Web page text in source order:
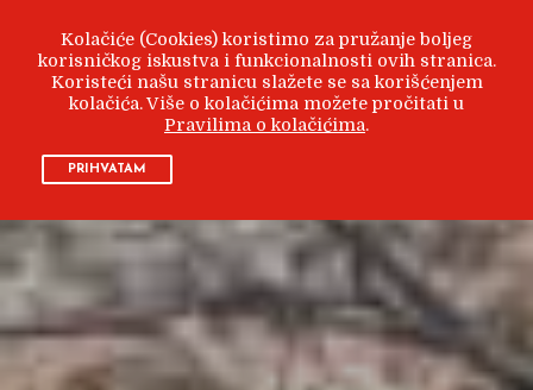
Kolačiće (Cookies) koristimo za pružanje boljeg
korisničkog iskustva i funkcionalnosti ovih stranica.
Koristeći našu stranicu slažete se sa korišćenjem
kolačića. Više o kolačićima možete pročitati u
Pravilima o kolačićima.
PRIHVATAM